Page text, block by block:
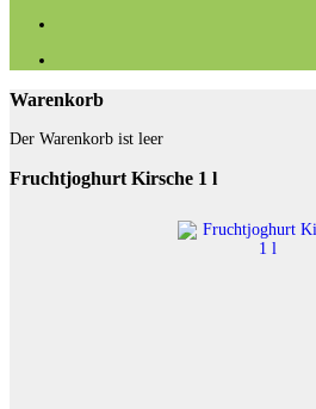
Warenkorb
Der Warenkorb ist leer
Fruchtjoghurt Kirsche 1 l